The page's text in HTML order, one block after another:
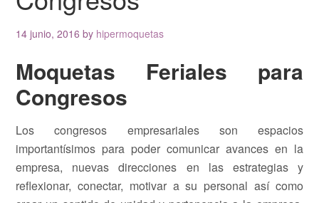
14 junio, 2016 by hipermoquetas
Moquetas Feriales para
Congresos
Los congresos empresariales son espacios
importantísimos para poder comunicar avances en la
empresa, nuevas direcciones en las estrategias y
reflexionar, conectar, motivar a su personal así como